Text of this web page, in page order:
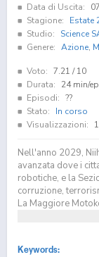
Data di Uscita:
Stagione:
Estate
Studio:
Science
Genere: Azione,
Voto: 7.21 / 10
Durata:
24 min/ep
Episodi: ??
Stato:
In corso
Visualizzazioni:
Nell'anno 2029,
avanzata dove i
robotiche, e la
corruzione,
La Maggiore
Keywords: